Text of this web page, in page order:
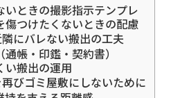
いときの撮影指示テンプレ
傷つけたくないときの配慮
にバレない搬出の工夫
帳・印鑑・契約書）
い搬出の運用
びゴミ屋敷にしないために